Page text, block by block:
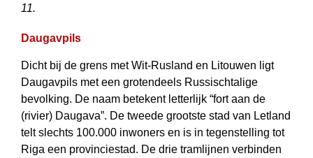
11.
Daugavpils
Dicht bij de grens met Wit-Rusland en Litouwen ligt
Daugavpils met een groten­deels Russischtalige
bevolking. De naam betekent letterlijk “fort aan de
(rivier) Daugava”. De tweede grootste stad van Letland
telt slechts 100.000 inwoners en is in tegenstelling tot
Riga een provinciestad. De drie tramlijnen verbinden